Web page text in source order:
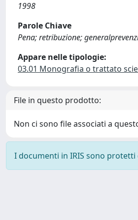
1998
Parole Chiave
Pena; retribuzione;
Appare nelle tipologie:
03.01 Monografia o trattato
File in questo prodotto:
Non ci sono file associati a
I documenti in IRIS sono